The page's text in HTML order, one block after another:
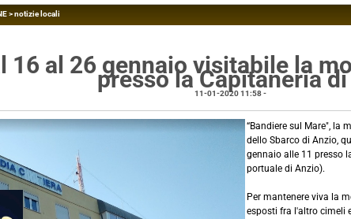
>notizie locali
16 al 26 gennaio visitabile la
presso la Capitaneria
11-01-2020 11:58-
“Bandiere sul Mare", la
dello Sbarco di Anzio,
gennaio alle 11 presso
portuale di Anzio).
Per mantenere viva la
esposti fra l'altro cimeli